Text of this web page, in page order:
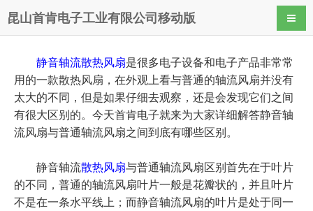
昆山首肯电子工业有限公司移动版 导航
静音轴流散热风扇是很多电子设备和电子产品非常常
用的一款散热风扇，在外观上看与普通的轴流风扇并没有
太大的不同，但是如果仔细去观察，还是会发现它们之间
有很大区别的。今天首肯电子就来为大家详细解答静音轴
流风扇与普通轴流风扇之间到底有哪些区别。
静音轴流散热风扇与普通轴流风扇区别首先在于叶片
的不同，普通的轴流风扇叶片一般是花瓣状的，并且叶片
不是在一条水平线上；而静音轴流风扇的叶片是处于同一